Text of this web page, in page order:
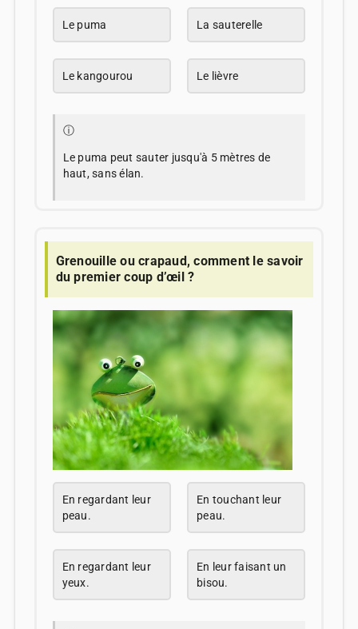
Le puma La sauterelle
Le kangourou Le lièvre
ⓘ
Le puma peut sauter jusqu'à 5 mètres de
haut, sans élan.
Grenouille ou crapaud, comment le savoir
du premier coup d’œil ?
En regardant leur
peau.
En touchant leur
peau.
En regardant leur
yeux.
En leur faisant un
bisou.